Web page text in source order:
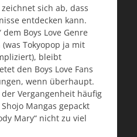
sich ab, dass
entdecken kann.
Boys Love Genre
Tokyopop ja mit
bleibt
den Boys Love Fans
wenn überhaupt.
Vergangenheit häufig
Mangas gepackt
Mary“ nicht zu viel